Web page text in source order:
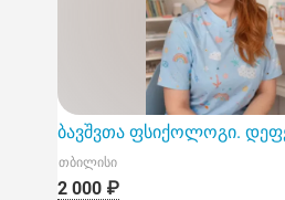
ბავშვთა ფსიქოლოგი.
თბილისი
2 000 ₽